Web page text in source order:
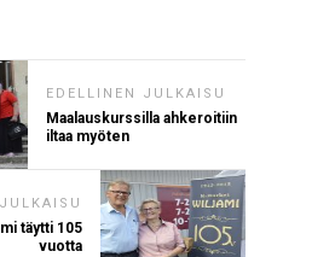
EDELLINEN JULKAISU
Maalauskurssilla ahkeroitiin
iltaa myöten
täytti 105
vuotta